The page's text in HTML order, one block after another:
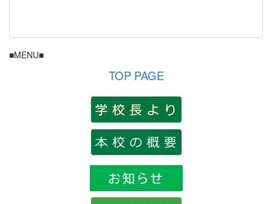
■MENU■
TOP PAGE